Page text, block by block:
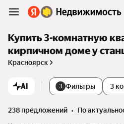
Купить 3-комнатную
кирпичном доме у
Красноярск
AI 3 Фильтры 3
238 предложений •
по